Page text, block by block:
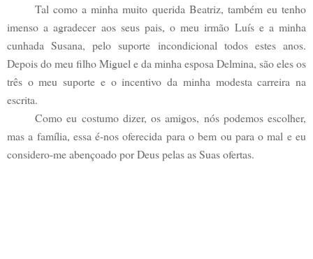
Tal como a minha muito querida Beatriz, também eu tenho
imenso a agradecer aos seus pais, o meu irmão Luís e a minha
cunhada Susana, pelo suporte incondicional todos estes anos.
Depois do meu filho Miguel e da minha esposa Delmina, são eles os
três o meu suporte e o incentivo da minha modesta carreira na
escrita.
Como eu costumo dizer, os amigos, nós podemos escolher,
mas a família, essa é-nos oferecida para o bem ou para o mal e eu
considero-me abençoado por Deus pelas as Suas ofertas.